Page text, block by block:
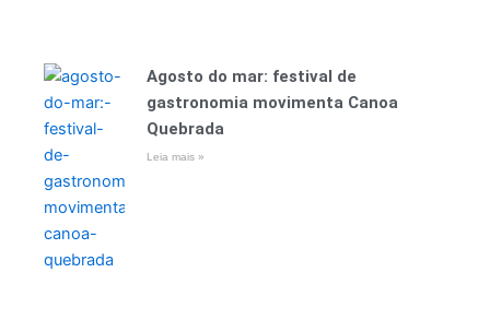
Agosto do mar: festival de
gastronomia movimenta Canoa
Quebrada
Leia mais »